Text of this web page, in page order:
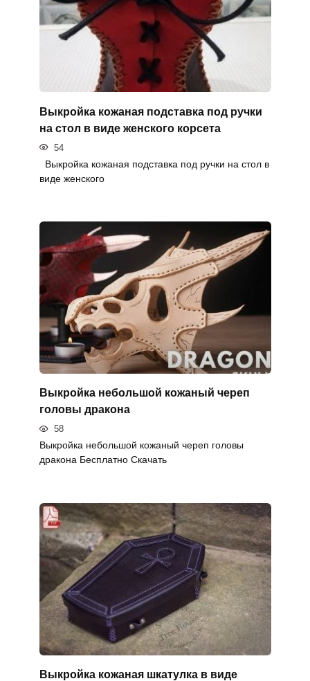
Выкройка кожаная подставка под ручки
на стол в виде женского корсета
54
Выкройка кожаная подставка под ручки на стол в
виде женского
Выкройка небольшой кожаный череп
головы дракона
58
Выкройка небольшой кожаный череп головы
дракона Бесплатно Скачать
Выкройка кожаная шкатулка в виде